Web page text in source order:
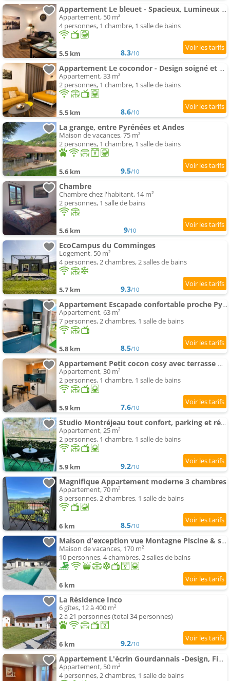
Appartement Le bleuet - Spacieux, Lumineux et Parking facile
Appartement, 50 m²
4 personnes, 1 chambre, 1 salle de bains
5.5 km 8.3/10
Appartement Le cocondor - Design soigné et Parking facile
Appartement, 33 m²
2 personnes, 1 chambre, 1 salle de bains
5.5 km 8.6/10
La grange, entre Pyrénées et Andes
Maison de vacances, 75 m²
2 personnes, 1 chambre, 1 salle de bains
5.6 km 9.5/10
Chambre
Chambre chez l'habitant, 14 m²
2 personnes, 1 salle de bains
5.6 km 9/10
EcoCampus du Comminges
Logement, 50 m²
4 personnes, 2 chambres, 2 salles de bains
5.7 km 9.3/10
Appartement Escapade confortable proche Pyrénées - Terrasse & Parking privé
Appartement, 63 m²
7 personnes, 2 chambres, 1 salle de bains
5.8 km 8.5/10
Appartement Petit cocon cosy avec terrasse & parking privé
Appartement, 30 m²
2 personnes, 1 chambre, 1 salle de bains
5.9 km 7.6/10
Studio Montréjeau tout confort, parking et résidence privée
Appartement, 25 m²
2 personnes, 1 chambre, 1 salle de bains
5.9 km 9.2/10
Magnifique Appartement moderne 3 chambres
Appartement, 70 m²
8 personnes, 2 chambres, 1 salle de bains
6 km 8.5/10
Maison d'exception vue Montagne Piscine & spa
Maison de vacances, 170 m²
10 personnes, 4 chambres, 2 salles de bains
6 km
La Résidence Inco
6 gîtes, 12 à 400 m²
2 à 21 personnes (total 34 personnes)
6 km 9.2/10
Appartement L'écrin Gourdannais -Design, Fibre & Calme
Appartement, 50 m²
4 personnes, 2 chambres, 1 salle de bains